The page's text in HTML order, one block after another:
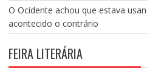
O Ocidente achou que estava
acontecido o contrário
FEIRA LITERÁRIA